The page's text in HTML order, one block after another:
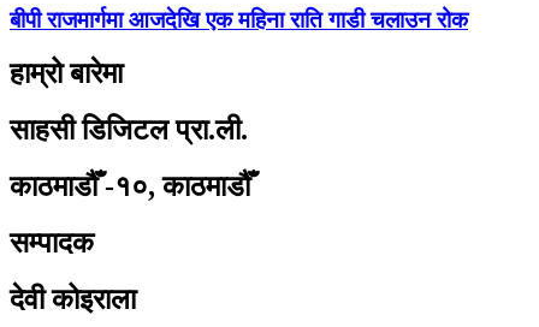
बीपी राजमार्गमा आजदेखि एक महिना राति गाडी चलाउन रोक
हाम्रो बारेमा
साहसी डिजिटल प्रा.ली.
काठमाडौँ -१०, काठमाडौँ
सम्पादक
देवी कोइराला